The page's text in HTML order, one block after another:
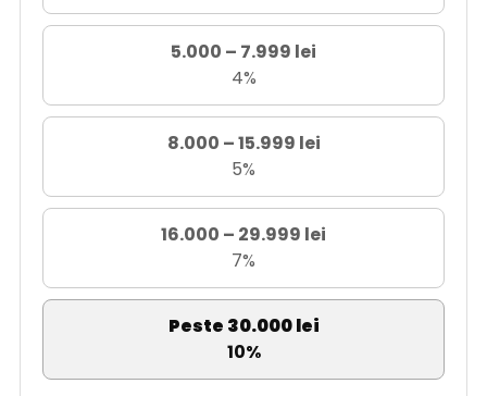
5.000 – 7.999 lei
4%
8.000 – 15.999 lei
5%
16.000 – 29.999 lei
7%
Peste 30.000 lei
10%